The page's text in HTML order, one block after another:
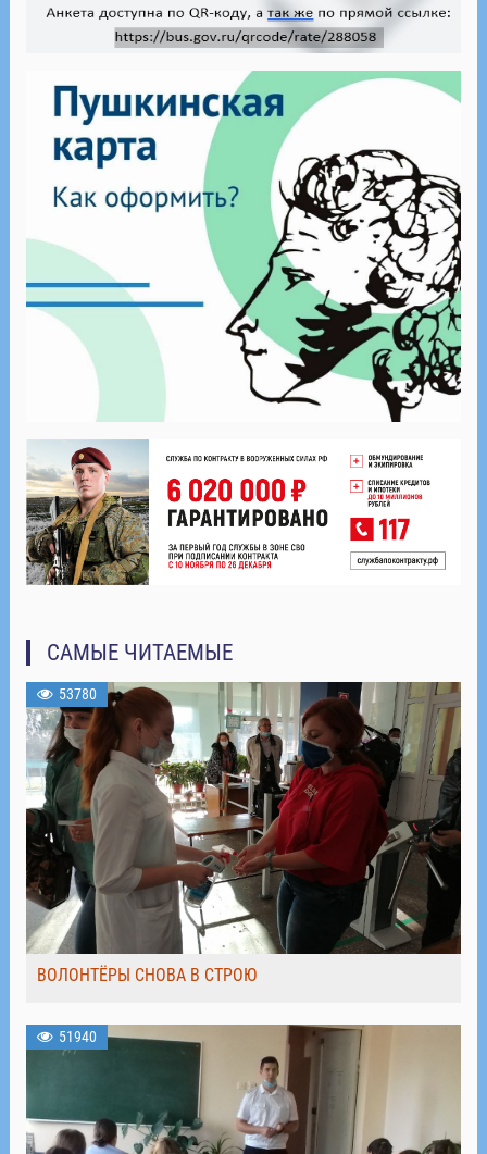
САМЫЕ ЧИТАЕМЫЕ
53780
ВОЛОНТЁРЫ СНОВА В СТРОЮ
51940